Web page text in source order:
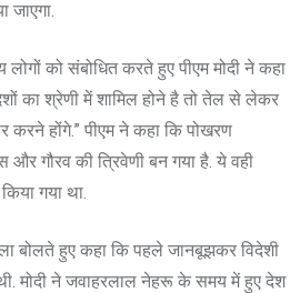
को संबोधित करते हुए पीएम मोदी ने कहा
का श्रेणी में शामिल होने है तो तेल से लेकर
करने होंगे.” पीएम ने कहा कि पोखरण
और गौरव की त्रिवेणी बन गया है. ये वही
गया था.
बोलते हुए कहा कि पहले जानबूझकर विदेशी
थी. मोदी ने जवाहरलाल नेहरू के समय में हुए देश